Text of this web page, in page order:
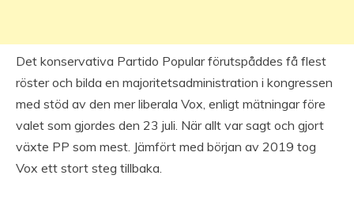
Det konservativa Partido Popular förutspåddes få flest
röster och bilda en majoritetsadministration i kongressen
med stöd av den mer liberala Vox, enligt mätningar före
valet som gjordes den 23 juli. När allt var sagt och gjort
växte PP som mest. Jämfört med början av 2019 tog
Vox ett stort steg tillbaka.